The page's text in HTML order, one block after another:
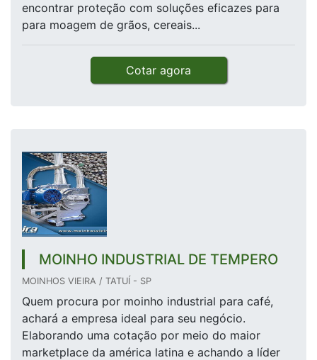
encontrar proteção com soluções eficazes para
para moagem de grãos, cereais...
Cotar agora
MOINHO INDUSTRIAL DE TEMPERO
MOINHOS VIEIRA / TATUÍ - SP
Quem procura por moinho industrial para café,
achará a empresa ideal para seu negócio.
Elaborando uma cotação por meio do maior
marketplace da américa latina e achando a líder